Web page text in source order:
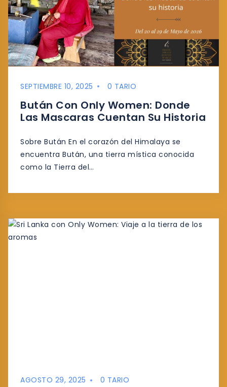
SEPTIEMBRE 10, 2025 0 TARIO
Bután Con Only Women: Donde
Las Mascaras Cuentan Su Historia
Sobre Bután En el corazón del Himalaya se
encuentra Bután, una tierra mística conocida
como la Tierra del…
AGOSTO 29, 2025 0 TARIO